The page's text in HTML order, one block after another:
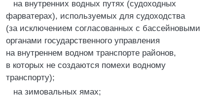
на внутренних водных путях (судоходных
фарватерах), используемых для судоходства
(за исключением согласованных с бассейновыми
органами государственного управления
на внутреннем водном транспорте районов,
в которых не создаются помехи водному
транспорту);
на зимовальных ямах;